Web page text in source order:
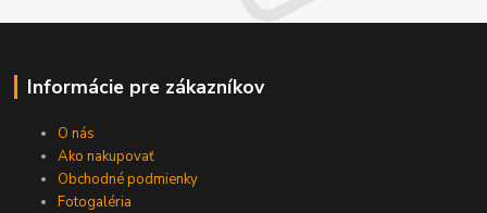
Informácie pre zákazníkov
O nás
Ako nakupovať
Obchodné podmienky
Fotogaléria